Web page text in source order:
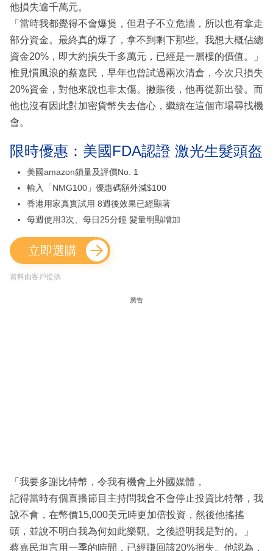
他損失逾千萬元。
「當時我都覺得不會爆煲，但君子不立危牆，所以也有拿走
部分資金。最終真的爆了，拿不到剩下那些。我想大概佔總
資金20%，即大約損失千多萬元，已經是一層樓的價值。」
惟見慣風浪的蔡嘉民，早年也曾試過兩次清倉，今次只損失
20%資金，對他來說也非太傷。撇賬後，他再從新出發。而
他也沒有因此對加密貨幣失去信心，繼續在這個市場尋找機
會。
限時優惠：美國FDA認證 激光生髮頭盔
美國amazon鎖量及評價No. 1
輸入「NMG100」優惠碼額外減$100
香港用家真實試用 8週後效果已經顯著
每週使用3次、每日25分鐘 髮量明顯增加
立即選購
資料由客戶提供
廣告
「我要多謝比特幣，令我有機會上外國媒體，
記得當時有個直播節目主持問我會不會停止投資比特幣，我
說不會，在幣價15,000美元時更加倍投資，然後他搖搖
頭，並說不明白我為何如此樂觀。之後證明我是對的。」
蔡嘉民坦言用一季的時間，已經賺回該20%損失。他認為，